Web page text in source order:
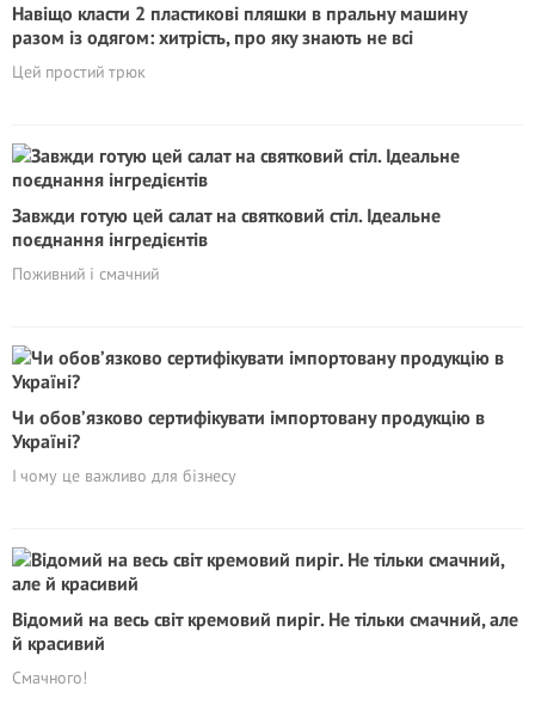
Навіщо класти 2 пластикові пляшки в пральну машину
разом із одягом: хитрість, про яку знають не всі
Цей простий трюк
Завжди готую цей салат на святковий стіл. Ідеальне
поєднання інгредієнтів
Поживний і смачний
Чи обов’язково сертифікувати імпортовану продукцію в
Україні?
І чому це важливо для бізнесу
Відомий на весь світ кремовий пиріг. Не тільки смачний, але
й красивий
Смачного!